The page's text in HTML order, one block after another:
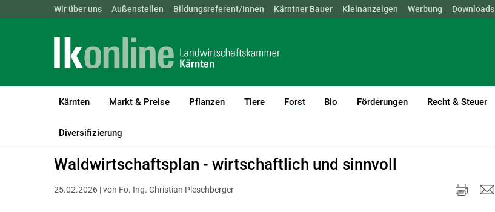
Landwirtschaftskammern: ÖSTERREICH BGLD KTN NÖ OÖ SBG STMK TIROL VBG WIEN
Wir über uns Außenstellen Bildungsreferent/Innen Kärntner Bauer Kleinanzeigen Werbung Downloads
Kärnten Markt & Preise Pflanzen Tiere Forst
(current)1
Bio Förderungen Recht & Steuer
Diversifizierung
LK Kärnten Forst
Waldwirtschaftsplan - wirtschaftlich und sinnvoll
25.02.2026 | von Fö. Ing. Christian Pleschberger